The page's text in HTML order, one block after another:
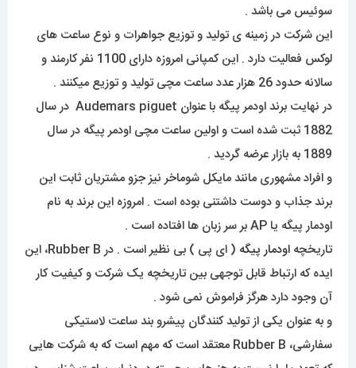
سوئیس می باشد .
این شرکت در زمینه ی تولید و توزیع جواهرات و نوع ساعت های
لوکس فعالیت دارد . این کمپانی امروزه دارای 1100 نفر کارمند و
سالانه حدود 26 هزار عدد ساعت مچی تولید و توزیع میکنند .
در نهایت برند اودمر پیگه با عنوان Audemars piguet در سال
1882 ثبت شده است و اولین ساعت مچی اودمر پیگه در سال
1889 به بازار عرضه گردید .
و افراد مشهوری مانند مایکل شوماخر نیز جزو مشتریان ثابت این
برند جذاب و دوست داشتنی بوده است . امروزه این برند به نام
اودمار پیگه یا AP بر سر زبان ها افتاده است .
تاریخچه اودمار پیگه
( ای پی ) بی نظیر است . در Rubber B، این
ایده که ارتباط قابل توجهی بین تاریخچه یک شرکت و کیفیت کار
آن وجود دارد هرگز فراموش نمی شود .
و به عنوان یکی از تولید کنندگان پیشرو بند ساعت لاستیکی
سفارشی، Rubber B معتقد است که مهم است که به شرکت هایی